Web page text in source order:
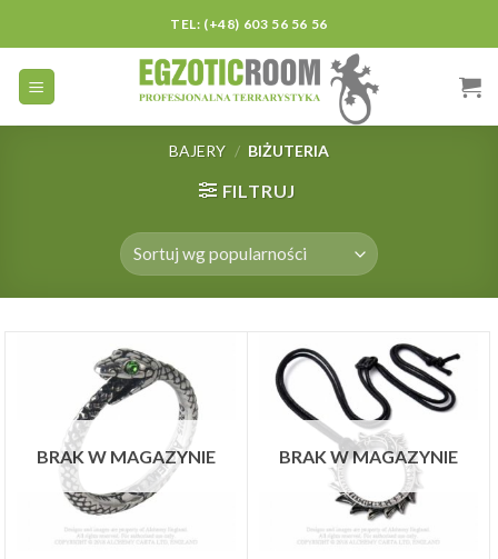
content
TEL: (+48) 603 56 56 56
BAJERY / BIŻUTERIA
FILTRUJ
BRAK W MAGAZYNIE BRAK W MAGAZYNIE